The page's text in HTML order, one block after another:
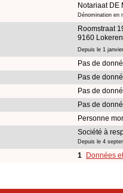
Notariaat DE
Dénomination en
Roomstraat
9160 Lokeren
Depuis le 1
Pas de
Pas de
Pas de
Pas de
Personne
Société à
Depuis le 4
1 Données